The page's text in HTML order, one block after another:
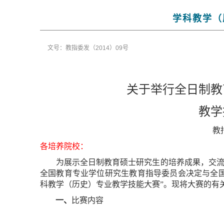
学科教学
文号：教指委发（2014）09号
关于举行全日制
教
教
各培养院校：
为展示全日制教育硕士研究生的培养成果，交
全国教育专业学位研究生教育指导委员会决定与全
科教学（历史）专业教学技能大赛”。现将大赛的有
一、
比赛内容